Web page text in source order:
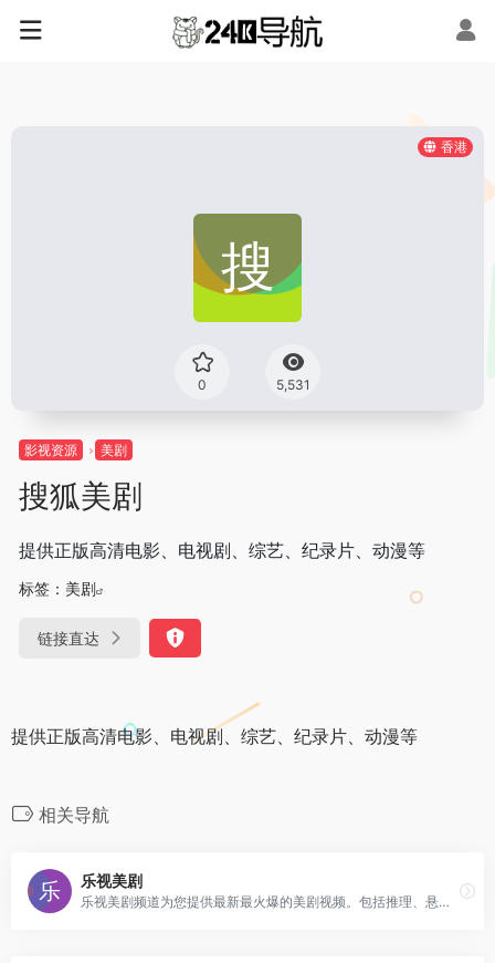
香港
0 5,531
影视资源 美剧
搜狐美剧
提供正版高清电影、电视剧、综艺、纪录片、动漫等
标签： 美剧
链接直达
提供正版高清电影、电视剧、综艺、纪录片、动漫等
相关导航
乐视美剧
乐视美剧频道为您提供最新最火爆的美剧视频。包括推理、悬疑、犯罪、科幻、魔幻、异次元、时尚、喜剧、家庭等美剧类型。